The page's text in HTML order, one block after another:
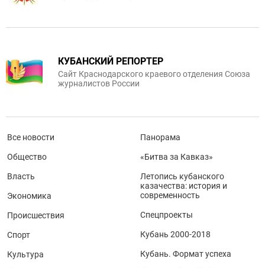
КУБАНСКИЙ РЕПОРТЕР
Сайт Краснодарского краевого отделения Союза
журналистов России
Все новости
Общество
Власть
Экономика
Происшествия
Спорт
Культура
Панорама
«Битва за Кавказ»
Летопись кубанского
казачества: история и
современность
Спецпроекты
Кубань 2000-2018
Кубань. Формат успеха